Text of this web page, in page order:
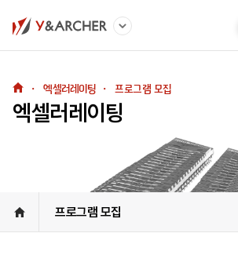
・ 엑셀러레이팅 ・ 프로그램 모집
엑셀러레이팅
프로그램 모집